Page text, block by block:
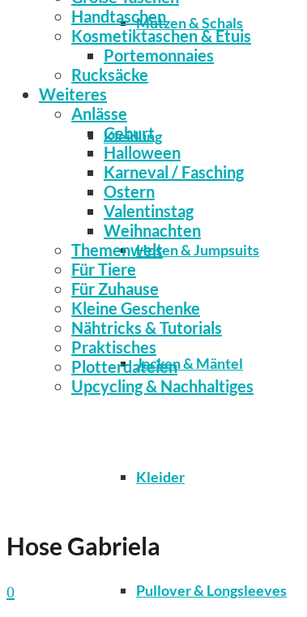
Mützen & Schals
Kleidung
Hosen & Jumpsuits
Jacken & Mäntel
Kleider
Pullover & Longsleeves
Handtaschen
Kosmetiktaschen & Etuis
Portemonnaies
Rucksäcke
Weiteres
Anlässe
Geburt
Halloween
Karneval / Fasching
Ostern
Valentinstag
Weihnachten
Themenwelt
Für Tiere
Für Zuhause
Kleine Geschenke
Nähtricks & Tutorials
Praktisches
Plotterdateien
Upcycling & Nachhaltiges
Hose Gabriela
0